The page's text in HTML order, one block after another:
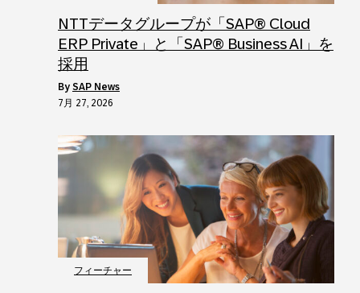
NTTデータグループが「SAP® Cloud
ERP Private」と「SAP® Business AI」を
採用
by SAP News
7月 27, 2026
フィーチャー